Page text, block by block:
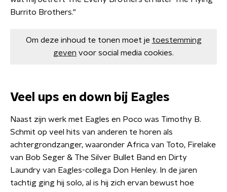
Burrito Brothers."
Om deze inhoud te tonen moet je toestemming
geven voor social media cookies.
Veel ups en down bij Eagles
Naast zijn werk met Eagles en Poco was Timothy B.
Schmit op veel hits van anderen te horen als
achtergrondzanger, waaronder Africa van Toto, Firelake
van Bob Seger & The Silver Bullet Band en Dirty
Laundry van Eagles-collega Don Henley. In de jaren
tachtig ging hij solo, al is hij zich ervan bewust hoe